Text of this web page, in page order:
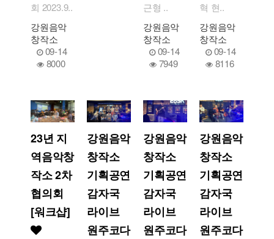
회 2023.9..
강원음악
창작소
09-14
8000
근형 ..
강원음악
창작소
09-14
7949
혁 현..
강원음악
창작소
09-14
8116
23년 지
역음악창
작소 2차
협의회
[워크샵]
강원음악
창작소
기획공연
감자국
라이브
원주코다
강원음악
창작소
기획공연
감자국
라이브
원주코다
강원음악
창작소
기획공연
감자국
라이브
원주코다